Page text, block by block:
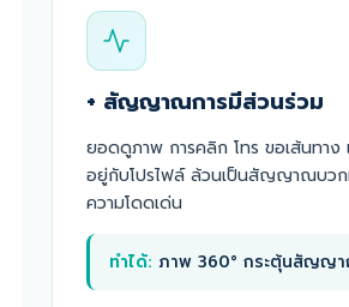
+ สัญญาณการมีส่วนร่วม
ยอดดูภาพ การคลิก โทร ขอเส้นทาง
อยู่กับโปรไฟล์ ล้วนเป็นสัญญาณบว
ความโดดเด่น
ทำได้: ภาพ 360° กระตุ้นสัญญา